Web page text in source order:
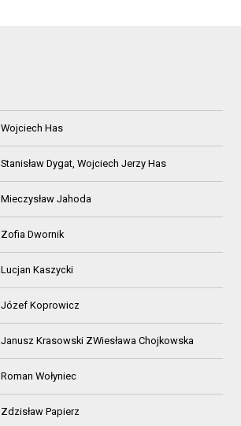
Wojciech Has
Stanisław Dygat, Wojciech Jerzy Has
Mieczysław Jahoda
Zofia Dwornik
Lucjan Kaszycki
Józef Koprowicz
Janusz Krasowski ZWiesława Chojkowska
Roman Wołyniec
Zdzisław Papierz